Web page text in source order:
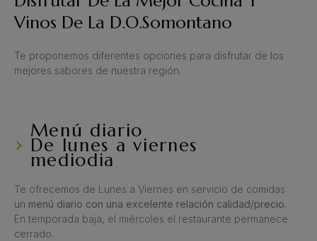
Vinos De La D.O.Somontano
Te proponemos diferentes opciones para disfrutar de los
mejores sabores de nuestra región.
Menú diario
De lunes a viernes
mediodia
Te ofrecemos de Lunes a Viernes en servicio de comidas
un menú diario con una excelente relación calidad/precio.
En temporada baja, el miércoles el restaurante permanece
cerrado.